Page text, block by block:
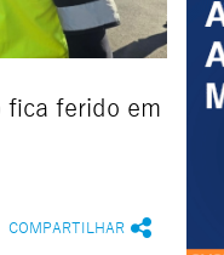
fica ferido em
COMPARTILHAR